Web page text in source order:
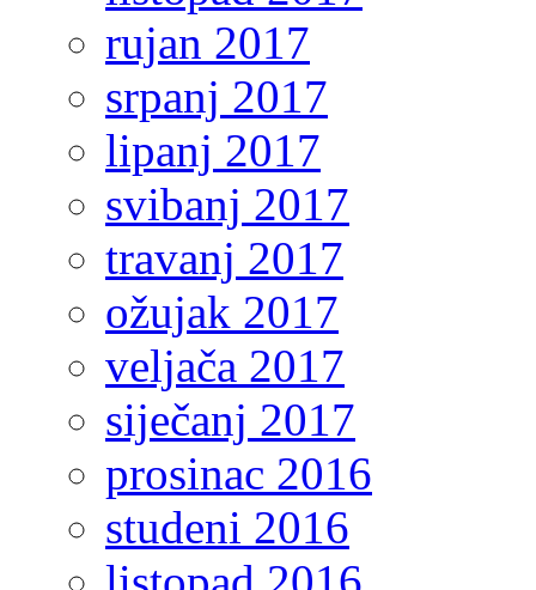
rujan 2017
srpanj 2017
lipanj 2017
svibanj 2017
travanj 2017
ožujak 2017
veljača 2017
siječanj 2017
prosinac 2016
studeni 2016